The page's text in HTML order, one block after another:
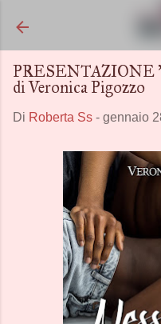
PRESENTAZIONE
di Veronica Pigozzo
Di Roberta Ss - gennaio